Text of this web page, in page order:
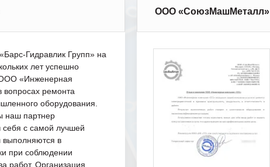
Гидравлик Групп» на
лет успешно
ООО «Инженерная
вопросах ремонта
оборудования.
наш партнер
себя с самой лучшей
выполняются в
при соблюдении
работ. Организация
ООО «СоюзМашМеталл»